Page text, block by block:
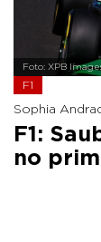
Foto: XPB
F1
Sophia
F1:
no